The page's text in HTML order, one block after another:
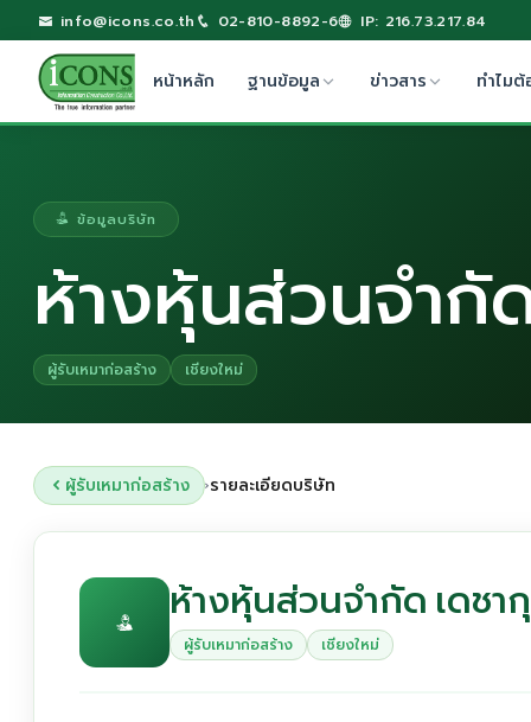
info@icons.co.th 02-810-8892-6 IP: 216.73.217.84
หน้าหลัก ฐานข้อมูล ข่าวสาร ทำไมต้
ข้อมูลบริษัท
ห้างหุ้นส่วนจำกั
ผู้รับเหมาก่อสร้าง เชียงใหม่
ผู้รับเหมาก่อสร้าง ›รายละเอียดบริษัท
ห้างหุ้นส่วนจำกัด เดชา
ผู้รับเหมาก่อสร้าง เชียงใหม่